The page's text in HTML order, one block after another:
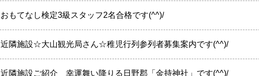
おもてなし検定3級スタッフ2名合格です(^^)/
近隣施設☆大山観光局さん☆稚児行列参列者募集案内です(^^)/
近隣施設ご紹介 幸運舞い降りる日野郡「金持神社」です(^^)/